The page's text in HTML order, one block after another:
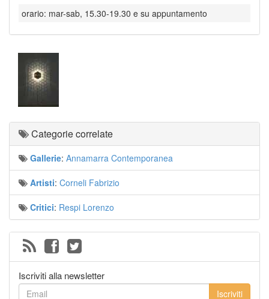
orario: mar-sab, 15.30-19.30 e su appuntamento
Categorie correlate
Gallerie: Annamarra Contemporanea
Artisti: Corneli Fabrizio
Critici: Respi Lorenzo
Iscriviti alla newsletter
Iscriviti